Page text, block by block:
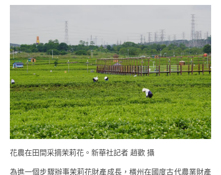
花農在田間采摘茉莉花。新華社記者 趙歡 攝
為進一個步驟辦事茉莉花財產成長，橫州在國度古代農業財產